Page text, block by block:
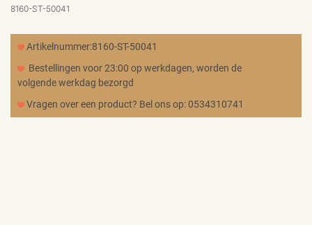
NORQAIN
REPARATIE
8160-ST-50041
Artikelnummer:8160-ST-50041
Bestellingen voor 23:00 op werkdagen, worden de
volgende werkdag bezorgd
Vragen over een product? Bel ons op: 0534310741